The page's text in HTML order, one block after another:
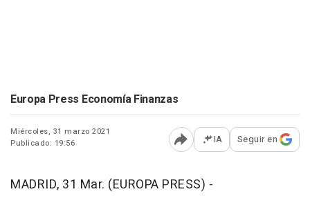
Europa Press Economía Finanzas
Miércoles, 31 marzo 2021
Publicado: 19:56
Abrir opciones para
IA Seguir en
MADRID, 31 Mar. (EUROPA PRESS) -